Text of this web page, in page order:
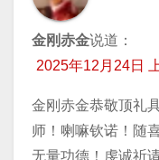
金刚赤金说道：
2025年12月24日
金刚赤金恭敬顶礼
师！喇嘛钦诺！随
无量功德！虔诚祈